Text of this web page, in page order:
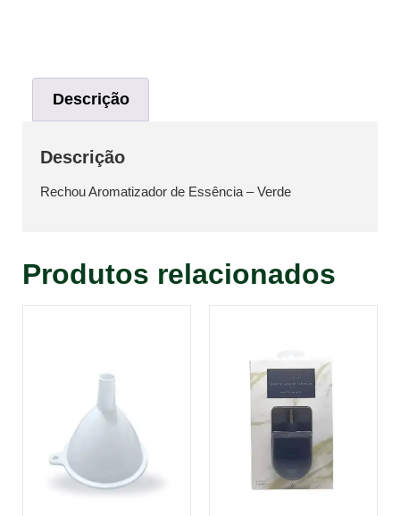
Descrição
Descrição
Rechou Aromatizador de Essência – Verde
Produtos relacionados